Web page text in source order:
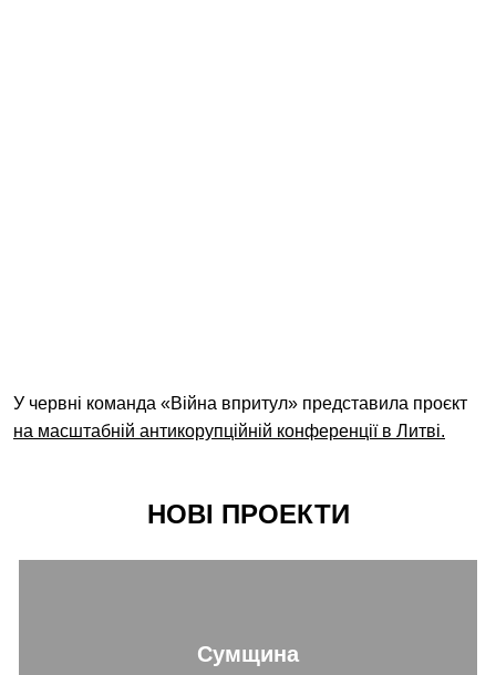
У червні команда «Війна впритул» представила проєкт
на масштабній антикорупційній конференції в Литві.
НОВІ ПРОЕКТИ
Сумщина